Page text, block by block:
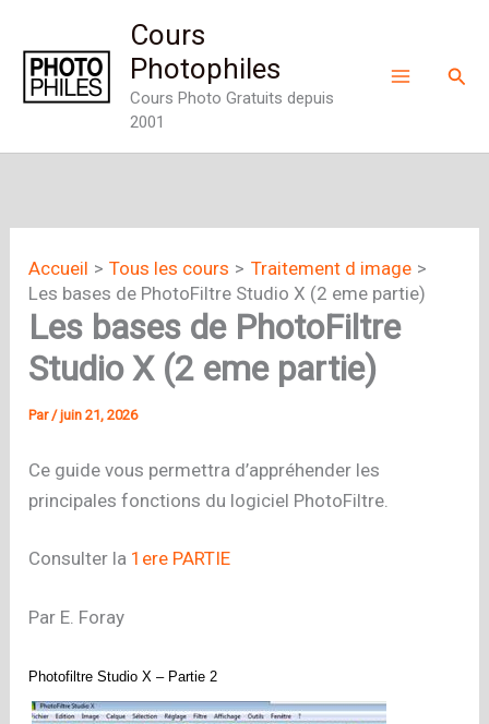
contenu
Cours
Photophiles
Cours Photo Gratuits depuis
2001
Accueil Tous les cours
Traitement d image
Les bases de PhotoFiltre Studio X (2 eme partie)
Les bases de PhotoFiltre
Studio X (2 eme partie)
Par /juin 21, 2026
Ce guide vous permettra d’appréhender les
principales fonctions du logiciel PhotoFiltre.
Consulter la 1ere PARTIE
Par E. Foray
Photofiltre Studio X – Partie 2